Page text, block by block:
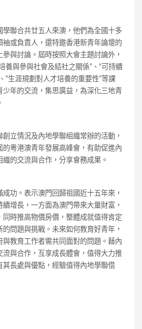
學聯合共廿五人來澳，他們為全國十多
袖或負責人，還特邀香港新青年論壇的
與討論。屆時按照大會主題討論外，
養與參與社會及結社之關係”、“可持續
“生涯規劃對人才培養的重要性”等課
少年的交流，集思廣益，為深化三地青
立情況及內地學聯組織常辦的活動，
的粵港澳青年發展高峰會，有助促進內
的交流與合作，分享會務成果。
功。表示澳門回歸祖國近十五年來，
增長，一方面為澳門帶來大量財富，
同時推高物價房價，整體成就值得肯定
問題與挑戰。未來如何教育好青年，
與教育工作者需共同面對的問題。藉內
流與合作，互享成長體會，值得大力推
其長處與優點，經驗值得內地學聯借